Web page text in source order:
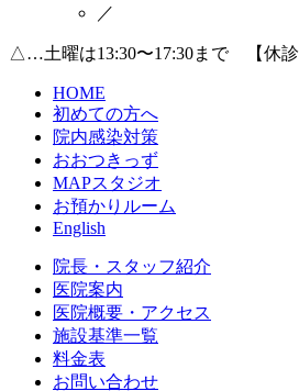
／
△…土曜は13:30〜17:30まで 【休診
HOME
初めての方へ
院内感染対策
おおつきっず
MAPスタジオ
お預かりルーム
English
院長・スタッフ紹介
医院案内
医院概要・アクセス
施設基準一覧
料金表
お問い合わせ